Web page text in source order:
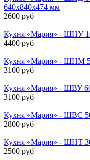
640х840х474 мм
2600 руб
Кухня «Мария» - ШНУ
4400 руб
Кухня «Мария» - ШНМ
3100 руб
Кухня «Мария» - ШВУ
3100 руб
Кухня «Мария» - ШВС
2800 руб
Кухня «Мария» - ШНТ
2500 руб